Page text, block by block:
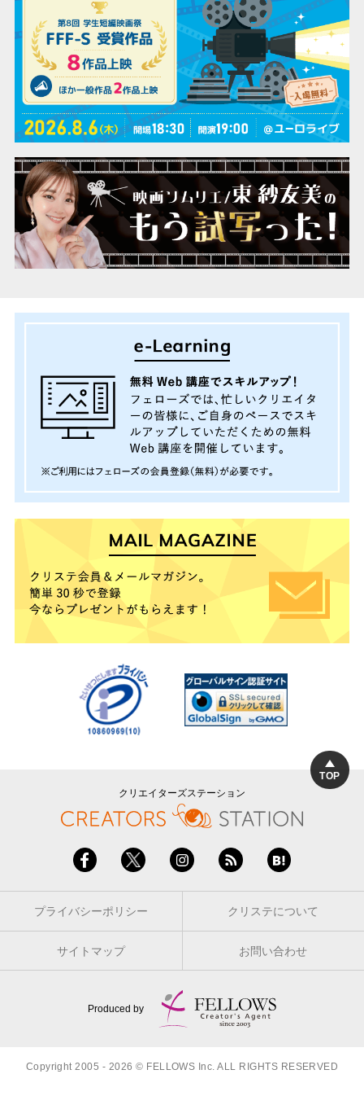
TOP
クリエイターズステーション
プライバシーポリシー クリステについて
サイトマップ お問い合わせ
Produced by
Copyright 2005 - 2026 © FELLOWS Inc. ALL RIGHTS RESERVED